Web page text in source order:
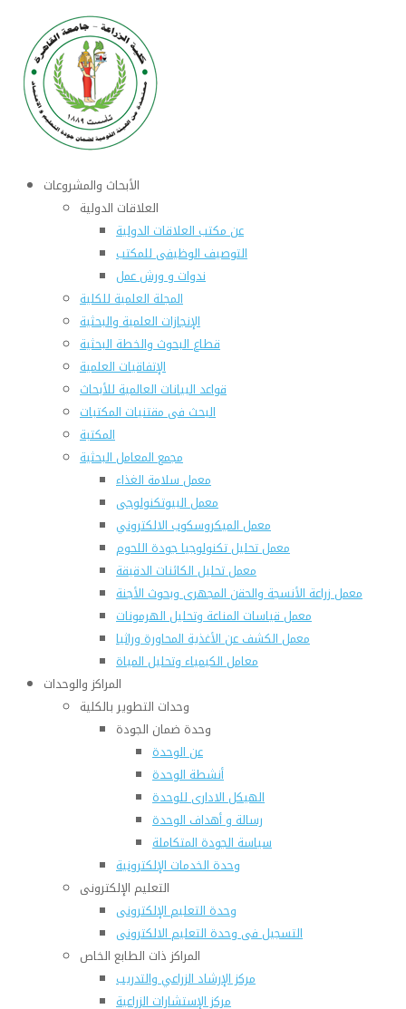
الأبحاث والمشروعات
العلاقات الدولية
عن مكتب العلاقات الدولية
التوصيف الوظيفى للمكتب
ندوات و ورش عمل
المجلة العلمية للكلية
الإنجازات العلمية والبحثية
قطاع البحوث والخطة البحثية
الإتفاقيات العلمية
قواعد البيانات العالمية للأبحاث
البحث فى مقتنيات المكتبات
المكتبة
مجمع المعامل البحثية
معمل سلامة الغذاء
معمل البيوتكنولوجى
معمل الميكروسكوب الالكتروني
معمل تحليل تكنولوجيا جودة اللحوم
معمل تحليل الكائنات الدقيقة
معمل زراعة الأنسجة والحقن المجهرى وبحوث الأجنة
معمل قياسات المناعة وتحليل الهرمونات
معمل الكشف عن الأغذية المحاورة وراثيا
معامل الكيمياء وتحليل المياة
المراكز والوحدات
وحدات التطوير بالكلية
وحدة ضمان الجودة
عن الوحدة
أنشطة الوحدة
الهيكل الادارى للوحدة
رسالة و أهداف الوحدة
سياسة الجودة المتكاملة
وحدة الخدمات الإلكترونية
التعليم الإلكترونى
وحدة التعليم الإلكترونى
التسجيل فى وحدة التعليم الالكترونى
المراكز ذات الطابع الخاص
مركز الإرشاد الزراعي والتدريب
مركز الإستشارات الزراعية